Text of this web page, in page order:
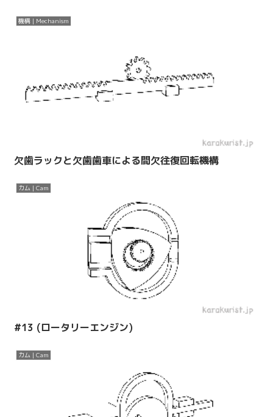
機構 | Mechanism
欠歯ラックと欠歯歯車による間欠往復回転機構
カム | Cam
#13 (ロータリーエンジン)
カム | Cam